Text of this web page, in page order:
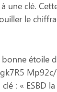
une clé.
le
étoile
: « ESBD